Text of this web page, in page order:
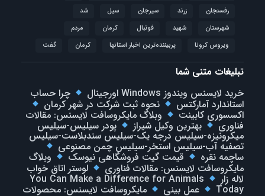
رفسنجان
زرند سیرجان سیل
شد
شهرستان
شهید فوتبال كرمان
مردم
ویروس کرونا
پربیننده‌ترین اخبار استانها کرمان گفت
تبلیغات متنی شما
خرید لایسنس ویندوز Windows اورجینال
چرا حساب
استاندارد آمارکتس نحوه ثبت شرکت در شهر کرمان
اکسسوری کابینت وبلاگ مایکروسافت لایسنس: مقالات
فناوری بهترین وکیل شیراز پودر سیلیس-سیلیس
میکرونیزه-سیلیس درجه یک-سیلیس سندبلاست-سیلیس
تصفیه آب-سیلیس استخر-سیلیس چمن مصنوعی
ساچمه نقره قیمت گیت فروشگاهی نیوسک وبلاگ
مایکروسافت لایسنس: مقالات فناوری لوستر اتاق خواب
لاله زار You Can Make a Difference for Animals
Today عمل بینی مایکروسافت لایسنس: محصولات